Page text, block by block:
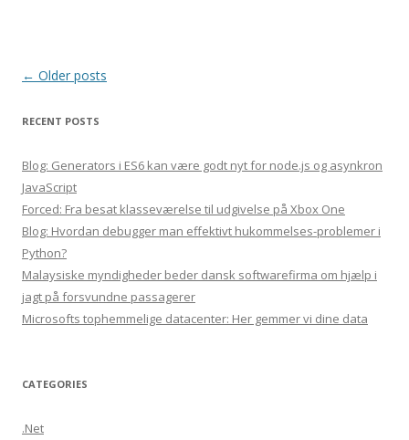
Post
← Older posts
RECENT POSTS
Blog: Generators i ES6 kan være godt nyt for node.js og asynkron
JavaScript
Forced: Fra besat klasseværelse til udgivelse på Xbox One
Blog: Hvordan debugger man effektivt hukommelses-problemer i
Python?
Malaysiske myndigheder beder dansk softwarefirma om hjælp i
jagt på forsvundne passagerer
Microsofts tophemmelige datacenter: Her gemmer vi dine data
CATEGORIES
.Net